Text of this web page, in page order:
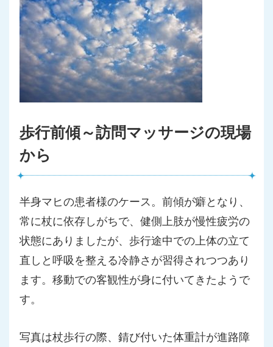
歩行前傾～訪問マッサージの現場
から
半身マヒの患者様のケース。前傾が癖となり、
常に杖に依存しがちで、健側上肢が慢性疲労の
状態にありましたが、歩行途中での上体の立て
直しと呼吸を整える冷静さが習得されつつあり
ます。 移動での客観性が身に付いてきたようで
す。
写真は杖歩行の際、錆び付いた体重計が進路障